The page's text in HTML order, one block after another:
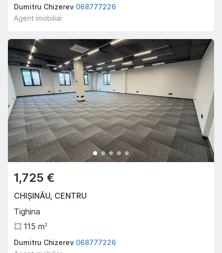
Dumitru Chizerev 068777226
Agent imobiliar
1,725 €
CHIȘINĂU, CENTRU
Tighina
115 m2
Dumitru Chizerev 068777226